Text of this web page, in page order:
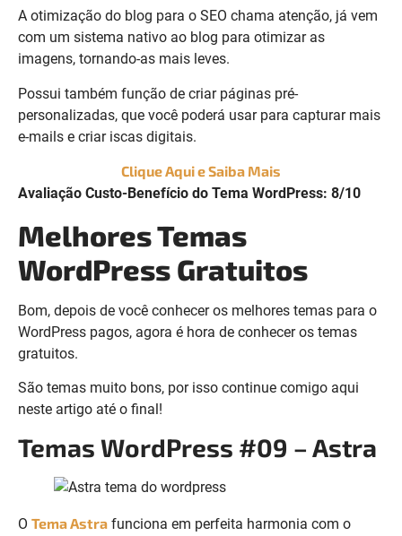
A otimização do blog para o SEO chama atenção, já vem
com um sistema nativo ao blog para otimizar as
imagens, tornando-as mais leves.
Possui também função de criar páginas pré-
personalizadas, que você poderá usar para capturar mais
e-mails e criar iscas digitais.
Clique Aqui e Saiba Mais
Avaliação Custo-Benefício do Tema WordPress: 8/10
Melhores Temas
WordPress Gratuitos
Bom, depois de você conhecer os melhores temas para o
WordPress pagos, agora é hora de conhecer os temas
gratuitos.
São temas muito bons, por isso continue comigo aqui
neste artigo até o final!
Temas WordPress #09 – Astra
O Tema Astra funciona em perfeita harmonia com o